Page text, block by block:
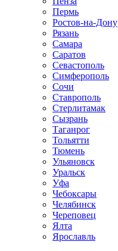
Пермь
Ростов-на-Дону
Рязань
Самара
Саратов
Севастополь
Симферополь
Сочи
Ставрополь
Стерлитамак
Сызрань
Таганрог
Тольятти
Тюмень
Ульяновск
Уральск
Уфа
Чебоксары
Челябинск
Череповец
Ялта
Ярославль